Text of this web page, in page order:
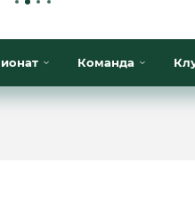
Хайлайты
Текстовые трансляции
Команда